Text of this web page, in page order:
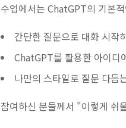
수업에서는 ChatGPT의 기본
간단한 질문으로 대화 시작
ChatGPT를 활용한 아이디
나만의 스타일로 질문 다듬
참여하신 분들께서 "이렇게 쉬